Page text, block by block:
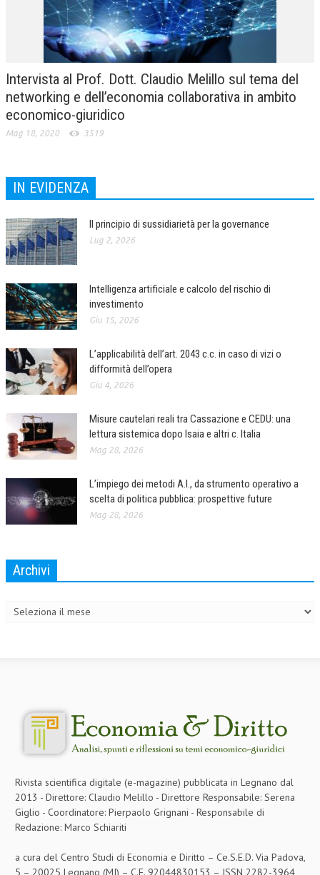
Intervista al Prof. Dott. Claudio Melillo sul tema del
networking e dell’economia collaborativa in ambito
economico-giuridico
Mag 18, 2020 3519
IN EVIDENZA
Il principio di sussidiarietà per la governance
Lug 2, 2026
Intelligenza artificiale e calcolo del rischio di
investimento
Giu 15, 2026
L’applicabilità dell’art. 2043 c.c. in caso di vizi o
difformità dell’opera
Giu 4, 2026
Misure cautelari reali tra Cassazione e CEDU: una
lettura sistemica dopo Isaia e altri c. Italia
Mag 28, 2026
L’impiego dei metodi A.I., da strumento operativo a
scelta di politica pubblica: prospettive future
Mag 28, 2026
Archivi
Rivista scientifica digitale (e-magazine) pubblicata in Legnano dal
2013 - Direttore: Claudio Melillo - Direttore Responsabile: Serena
Giglio - Coordinatore: Pierpaolo Grignani - Responsabile di
Redazione: Marco Schiariti
a cura del Centro Studi di Economia e Diritto – Ce.S.E.D. Via Padova,
5 – 20025 Legnano (MI) – C.F. 92044830153 – ISSN 2282-3964